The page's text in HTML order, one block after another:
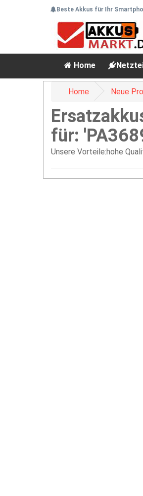
Beste Akkus für Ihr
Home
Home Neue
für:
Unsere Vorteile:hohe